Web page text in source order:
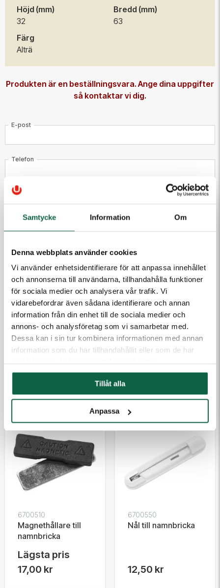
Samtycke Information Om
Denna webbplats använder cookies
Vi använder enhetsidentifierare för att anpassa innehållet
och annonserna till användarna, tillhandahålla funktioner
för sociala medier och analysera vår trafik. Vi
vidarebefordrar även sådana identifierare och annan
information från din enhet till de sociala medier och
annons- och analysföretag som vi samarbetar med.
Dessa kan i sin tur kombinera informationen med annan
information som du har tillhandahållit eller som de har
Tillåt alla
Anpassa
500 st
Höjd (mm)
32
Bredd (mm)
63
Färg
Alträ
Produkten är en beställningsvara. Ange dina uppgifter
så kontaktar vi dig.
E-post
Telefon
Meddelande till kundtjänst
(Fyll i email först) Dra och släpp eller klicka för att ladda
upp filer
Kontakta mig
TILLBEHÖR
6700510
Magnethållare till
namnbricka
Lägsta pris
17,00 kr
6700550
Nål till namnbricka
12,50 kr